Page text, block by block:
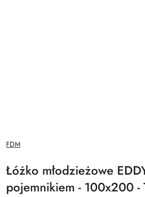
NAZWA
PRODUCENTA:
FDM
Łóżko młodzieżowe
pojemnikiem - 100x200 -